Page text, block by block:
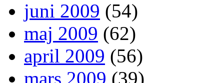
juni 2009 (54)
maj 2009 (62)
april 2009 (56)
mars 2009 (39)